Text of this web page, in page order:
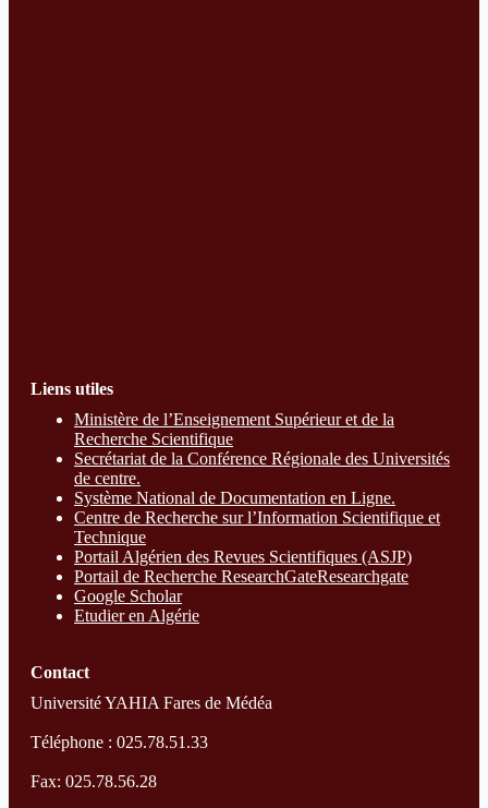
Liens utiles
Ministère de l’Enseignement Supérieur et de la
Recherche Scientifique
Secrétariat de la Conférence Régionale des Universités
de centre.
Système National de Documentation en Ligne.
Centre de Recherche sur l’Information Scientifique et
Technique
Portail Algérien des Revues Scientifiques (ASJP)
Portail de Recherche ResearchGateResearchgate
Google Scholar
Etudier en Algérie
Contact
Université YAHIA Fares de Médéa
Téléphone : 025.78.51.33
Fax: 025.78.56.28